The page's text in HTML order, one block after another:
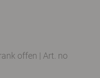
offen | Art. no